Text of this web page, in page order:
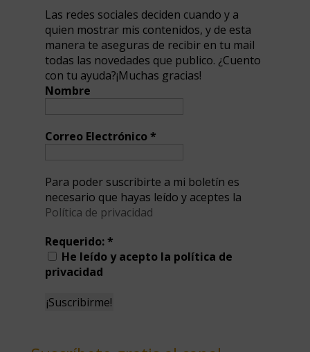
Las redes sociales deciden cuando y a
quien mostrar mis contenidos, y de esta
manera te aseguras de recibir en tu mail
todas las novedades que publico. ¿Cuento
con tu ayuda?¡Muchas gracias!
Nombre
Correo Electrónico*
Para poder suscribirte a mi boletín es
necesario que hayas leído y aceptes la
Política de privacidad
Requerido:*
He leído y acepto la política de
privacidad